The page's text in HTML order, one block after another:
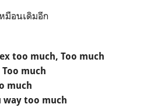
มือนเดิมอีก
too much, Too much
much
much
too much